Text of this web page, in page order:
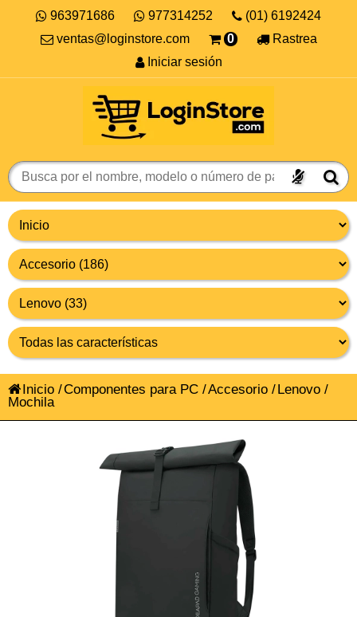
963971686 977314252
(01) 6192424
ventas@loginstore.com
0
Rastrea
Iniciar sesión
Inicio /Componentes para PC /Accesorio /Lenovo /
Mochila